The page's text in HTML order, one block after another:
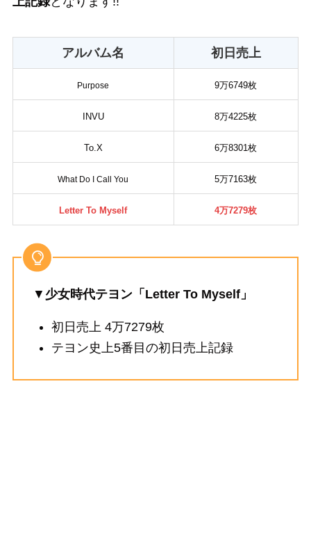
アルバム名 初日売上
Purpose 9万6749枚
INVU 8万4225枚
To.X 6万8301枚
What Do I Call You 5万7163枚
Letter To Myself 4万7279枚
▼ 少女時代テヨン「Letter To Myself」
初日売上 4万7279枚
テヨン史上5番目の初日売上記録